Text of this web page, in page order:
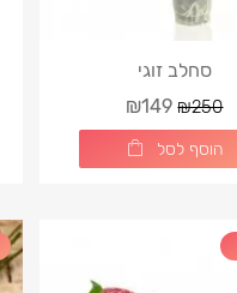
סחלב זוגי
₪250
₪149
הוסף לסל